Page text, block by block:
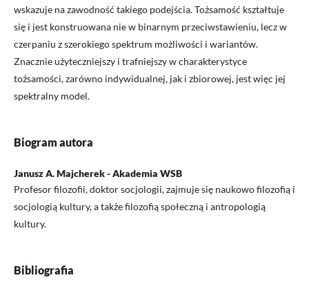
wskazuje na zawodność takiego podejścia. Tożsamość kształtuje
się i jest konstruowana nie w binarnym przeciwstawieniu, lecz w
czerpaniu z szerokiego spektrum możliwości i wariantów.
Znacznie użyteczniejszy i trafniejszy w charakterystyce
tożsamości, zarówno indywidualnej, jak i zbiorowej, jest więc jej
spektralny model.
Biogram autora
Janusz A. Majcherek - Akademia WSB
Profesor filozofii, doktor socjologii, zajmuje się naukowo filozofią i
socjologią kultury, a także filozofią społeczną i antropologią
kultury.
Bibliografia